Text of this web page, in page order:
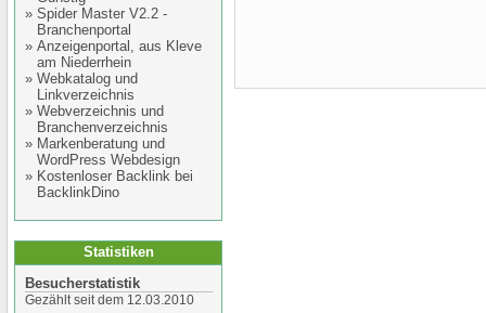
» Spider Master V2.2 -
Branchenportal
» Anzeigenportal, aus Kleve
am Niederrhein
» Webkatalog und
Linkverzeichnis
» Webverzeichnis und
Branchenverzeichnis
» Markenberatung und
WordPress Webdesign
» Kostenloser Backlink bei
BacklinkDino
Statistiken
Besucherstatistik
Gezählt seit dem 12.03.2010